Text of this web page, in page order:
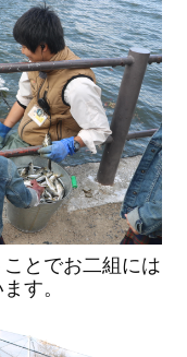
とでお二組には
す。